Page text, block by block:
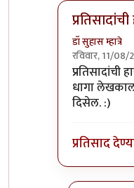
डॉ सुहास म्हात्रे
रविवार, 11/
In reply to
प्रतिसादांची
धागा
दिसेल. :)
प्रतिसाद